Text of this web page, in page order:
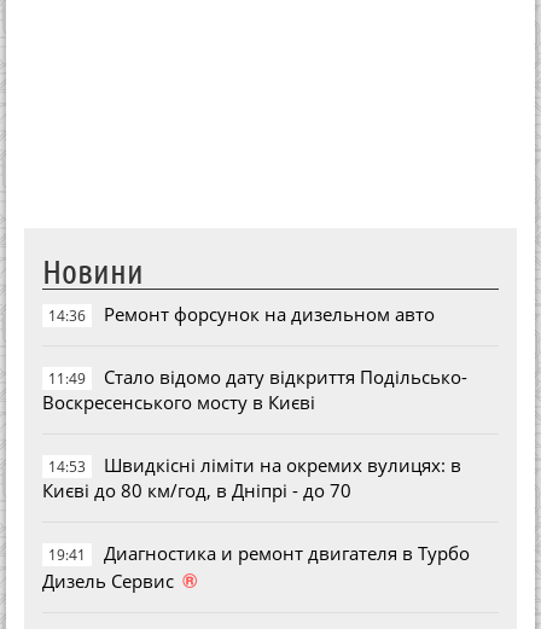
Новини
14:36 Ремонт форсунок на дизельном авто
11:49
Стало відомо дату відкриття Подільсько-
Воскресенського мосту в Києві
14:53
Швидкісні ліміти на окремих вулицях: в
Києві до 80 км/год, в Дніпрі - до 70
19:41
Диагностика и ремонт двигателя в Турбо
Дизель Сервис ®